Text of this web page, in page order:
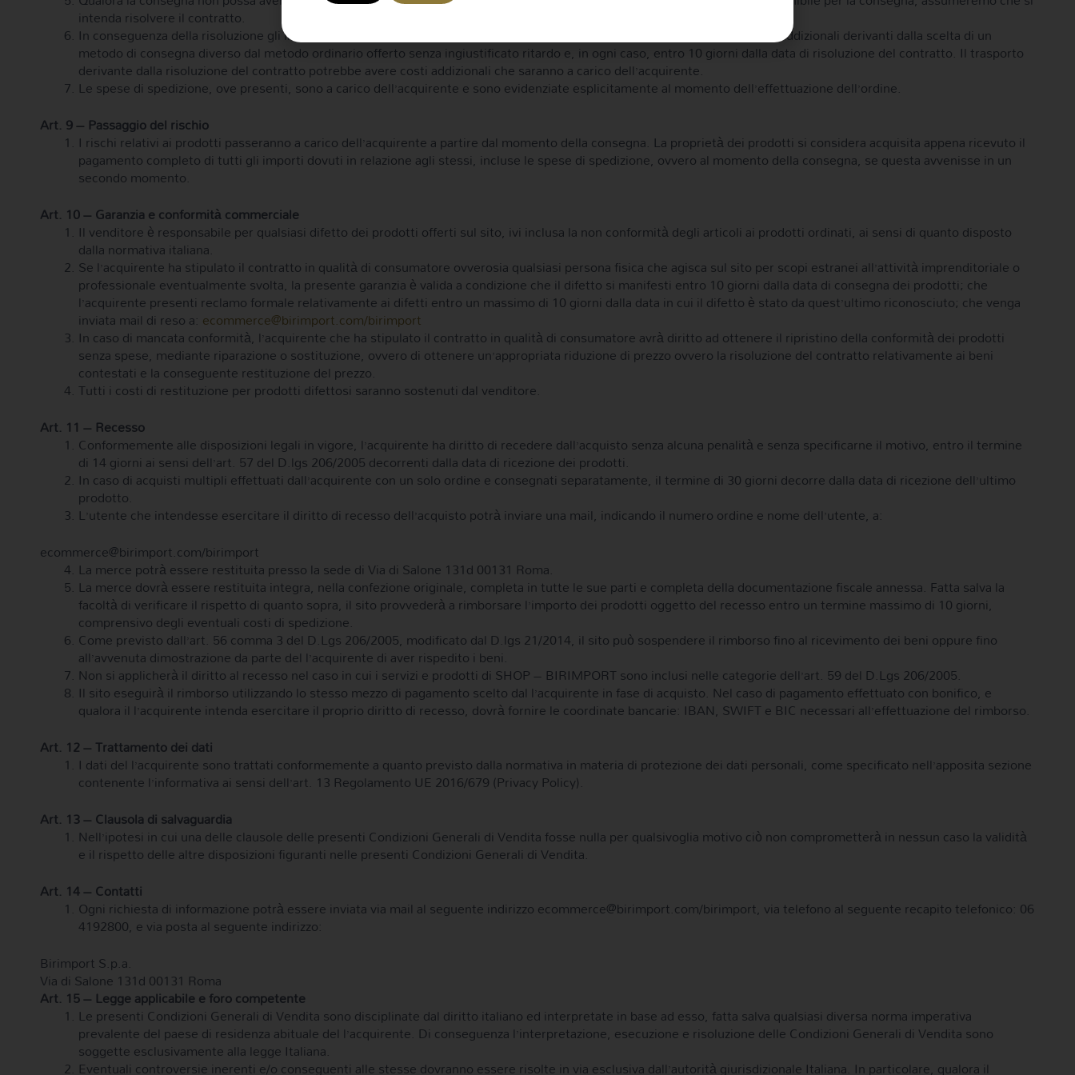
intenda risolvere il contratto.
In conseguenza della risoluzione gli importi saranno restituiti, inclusi i costi di consegna con l’esclusione di eventuali costi addizionali derivanti dalla scelta di un
metodo di consegna diverso dal metodo ordinario offerto senza ingiustificato ritardo e, in ogni caso, entro 10 giorni dalla data di risoluzione del contratto. Il trasporto
derivante dalla risoluzione del contratto potrebbe avere costi addizionali che saranno a carico dell’acquirente.
Le spese di spedizione, ove presenti, sono a carico dell’acquirente e sono evidenziate esplicitamente al momento dell’effettuazione dell’ordine.
Art. 9 – Passaggio del rischio
I rischi relativi ai prodotti passeranno a carico dell’acquirente a partire dal momento della consegna. La proprietà dei prodotti si considera acquisita appena ricevuto il
pagamento completo di tutti gli importi dovuti in relazione agli stessi, incluse le spese di spedizione, ovvero al momento della consegna, se questa avvenisse in un
secondo momento.
Art. 10 – Garanzia e conformità commerciale
Il venditore è responsabile per qualsiasi difetto dei prodotti offerti sul sito, ivi inclusa la non conformità degli articoli ai prodotti ordinati, ai sensi di quanto disposto
dalla normativa italiana.
Se l’acquirente ha stipulato il contratto in qualità di consumatore ovverosia qualsiasi persona fisica che agisca sul sito per scopi estranei all’attività imprenditoriale o
professionale eventualmente svolta, la presente garanzia è valida a condizione che il difetto si manifesti entro 10 giorni dalla data di consegna dei prodotti; che
l’acquirente presenti reclamo formale relativamente ai difetti entro un massimo di 10 giorni dalla data in cui il difetto è stato da quest’ultimo riconosciuto; che venga
inviata mail di reso a: ecommerce@birimport.com/birimport
In caso di mancata conformità, l’acquirente che ha stipulato il contratto in qualità di consumatore avrà diritto ad ottenere il ripristino della conformità dei prodotti
senza spese, mediante riparazione o sostituzione, ovvero di ottenere un’appropriata riduzione di prezzo ovvero la risoluzione del contratto relativamente ai beni
contestati e la conseguente restituzione del prezzo.
Tutti i costi di restituzione per prodotti difettosi saranno sostenuti dal venditore.
Art. 11 – Recesso
Conformemente alle disposizioni legali in vigore, l’acquirente ha diritto di recedere dall’acquisto senza alcuna penalità e senza specificarne il motivo, entro il termine
di 14 giorni ai sensi dell’art. 57 del D.lgs 206/2005 decorrenti dalla data di ricezione dei prodotti.
In caso di acquisti multipli effettuati dall’acquirente con un solo ordine e consegnati separatamente, il termine di 30 giorni decorre dalla data di ricezione dell’ultimo
prodotto.
L’utente che intendesse esercitare il diritto di recesso dell’acquisto potrà inviare una mail, indicando il numero ordine e nome dell’utente, a:
ecommerce@birimport.com/birimport
La merce potrà essere restituita presso la sede di Via di Salone 131d 00131 Roma.
La merce dovrà essere restituita integra, nella confezione originale, completa in tutte le sue parti e completa della documentazione fiscale annessa. Fatta salva la
facoltà di verificare il rispetto di quanto sopra, il sito provvederà a rimborsare l’importo dei prodotti oggetto del recesso entro un termine massimo di 10 giorni,
comprensivo degli eventuali costi di spedizione.
Come previsto dall’art. 56 comma 3 del D.Lgs 206/2005, modificato dal D.lgs 21/2014, il sito può sospendere il rimborso fino al ricevimento dei beni oppure fino
all’avvenuta dimostrazione da parte del l’acquirente di aver rispedito i beni.
Non si applicherà il diritto al recesso nel caso in cui i servizi e prodotti di SHOP – BIRIMPORT sono inclusi nelle categorie dell’art. 59 del D.Lgs 206/2005.
Il sito eseguirà il rimborso utilizzando lo stesso mezzo di pagamento scelto dal l’acquirente in fase di acquisto. Nel caso di pagamento effettuato con bonifico, e
qualora il l’acquirente intenda esercitare il proprio diritto di recesso, dovrà fornire le coordinate bancarie: IBAN, SWIFT e BIC necessari all’effettuazione del rimborso.
Art. 12 – Trattamento dei dati
I dati del l’acquirente sono trattati conformemente a quanto previsto dalla normativa in materia di protezione dei dati personali, come specificato nell’apposita sezione
contenente l’informativa ai sensi dell’art. 13 Regolamento UE 2016/679 (Privacy Policy).
Art. 13 – Clausola di salvaguardia
Nell’ipotesi in cui una delle clausole delle presenti Condizioni Generali di Vendita fosse nulla per qualsivoglia motivo ciò non comprometterà in nessun caso la validità
e il rispetto delle altre disposizioni figuranti nelle presenti Condizioni Generali di Vendita.
Art. 14 – Contatti
Ogni richiesta di informazione potrà essere inviata via mail al seguente indirizzo ecommerce@birimport.com/birimport, via telefono al seguente recapito telefonico: 06
4192800, e via posta al seguente indirizzo:
Birimport S.p.a.
Via di Salone 131d 00131 Roma
Art. 15 – Legge applicabile e foro competente
Le presenti Condizioni Generali di Vendita sono disciplinate dal diritto italiano ed interpretate in base ad esso, fatta salva qualsiasi diversa norma imperativa
prevalente del paese di residenza abituale del l’acquirente. Di conseguenza l’interpretazione, esecuzione e risoluzione delle Condizioni Generali di Vendita sono
soggette esclusivamente alla legge Italiana.
Eventuali controversie inerenti e/o conseguenti alle stesse dovranno essere risolte in via esclusiva dall’autorità giurisdizionale Italiana. In particolare, qualora il